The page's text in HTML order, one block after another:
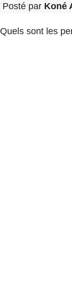
Posté par Koné
Quels sont les